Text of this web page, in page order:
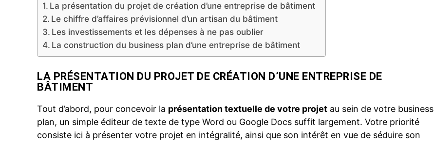
La présentation du projet de création d’une entreprise de bâtiment
Le chiffre d’affaires prévisionnel d’un artisan du bâtiment
Les investissements et les dépenses à ne pas oublier
La construction du business plan d’une entreprise de bâtiment
LA PRÉSENTATION DU PROJET DE CRÉATION D’UNE ENTREPRISE DE
BÂTIMENT
Tout d’abord, pour concevoir la présentation textuelle de votre projet au sein de votre business
plan, un simple éditeur de texte de type Word ou Google Docs suffit largement. Votre priorité
consiste ici à présenter votre projet en intégralité, ainsi que son intérêt en vue de séduire son